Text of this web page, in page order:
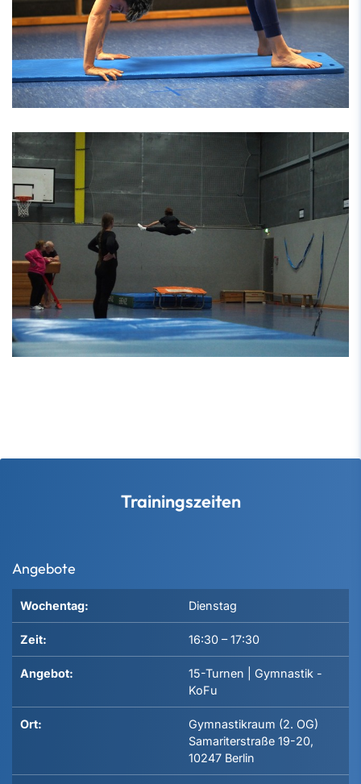
Trainingszeiten
Angebote
Wochentag: Dienstag
Zeit: 16:30 –17:30
Angebot:
15-Turnen | Gymnastik -
KoFu
Ort:
Gymnastikraum (2. OG)
Samariterstraße 19-20,
10247 Berlin